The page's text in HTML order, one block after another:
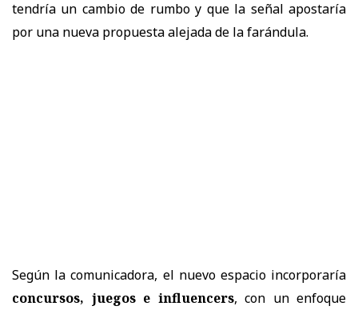
tendría un cambio de rumbo y que la señal apostaría
por una nueva propuesta alejada de la farándula.
Según la comunicadora, el nuevo espacio incorporaría
concursos, juegos e influencers, con un enfoque